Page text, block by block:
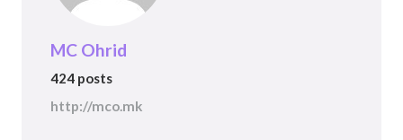
MC Ohrid
424 posts
http://mco.mk